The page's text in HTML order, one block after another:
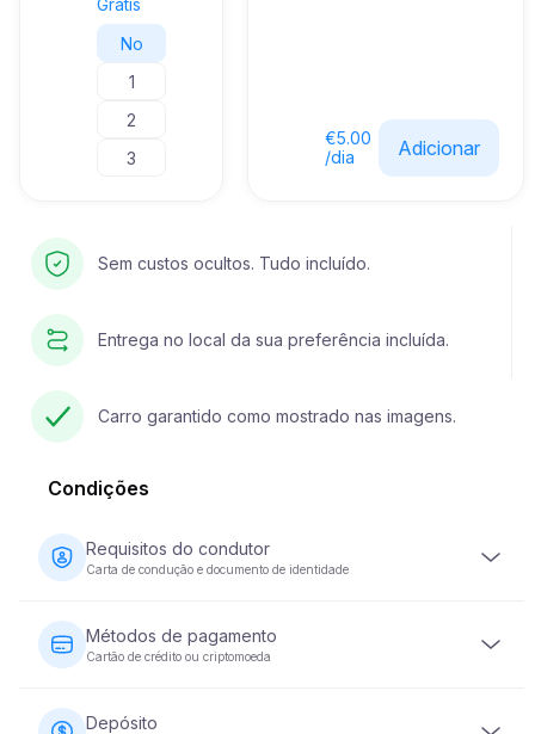
Grátis
No
1
2
3
€5.00
/dia
Adicionar
Sem custos ocultos. Tudo incluído.
Entrega no local da sua preferência incluída.
Carro garantido como mostrado nas imagens.
Condições
Requisitos do condutor
Carta de condução e documento de identidade
possuir uma carta de condução válida. É igualmente
necessário um documento de identidade (passaporte ou
bilhete de identidade nacional). Alguns veículos podem
pelo menos 2 anos.
Métodos de pagamento
Cartão de crédito ou criptomoeda
com cartão de crédito ou moeda criptográfica. O
Depósito